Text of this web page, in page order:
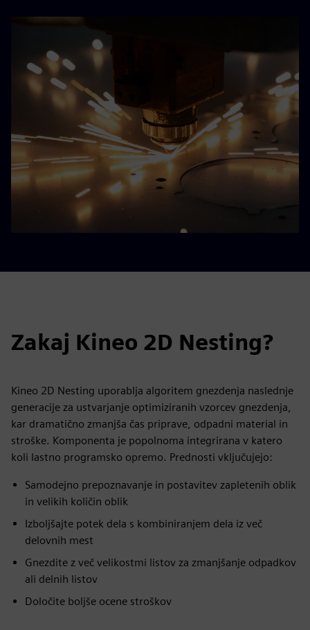
Zakaj Kineo 2D Nesting?
Kineo 2D Nesting uporablja algoritem gnezdenja naslednje
generacije za ustvarjanje optimiziranih vzorcev gnezdenja,
kar dramatično zmanjša čas priprave, odpadni material in
stroške. Komponenta je popolnoma integrirana v katero
koli lastno programsko opremo. Prednosti vključujejo:
Samodejno prepoznavanje in postavitev zapletenih oblik
in velikih količin oblik
Izboljšajte potek dela s kombiniranjem dela iz več
delovnih mest
Gnezdite z več velikostmi listov za zmanjšanje odpadkov
ali delnih listov
Določite boljše ocene stroškov